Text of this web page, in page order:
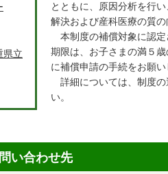
とともに、原因分析を行
解決および産科医療の質
本制度の補償対象に認定
期限は、お子さまの満５
に補償申請の手続をお願い
詳細については、制度の
い。
県立
い合わせ先